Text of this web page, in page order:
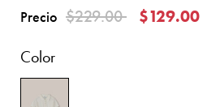
Precio Precio reducido de
$229.00a
$129.00
Color